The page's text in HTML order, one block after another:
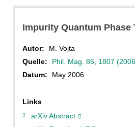
Impurity Quantum Phase
Autor:
M. Vojta
Quelle:
Phil. Mag. 86, 1807
Datum:
May 2006
Links
arXiv Abstract